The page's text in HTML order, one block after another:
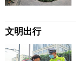
文明出行